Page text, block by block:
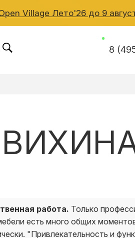
Village Лето'26 до 9
8
работа. Только
есть много общих
"Привлекательность и
О ФАБРИКЕ